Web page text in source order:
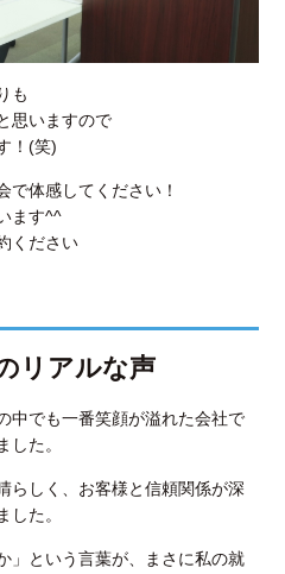
も
思いますので
！(笑)
で体感してください！
ます^^
ください
リアルな声
中でも一番笑顔が溢れた会社で
した。
しく、お客様と信頼関係が深
した。
」という言葉が、まさに私の就